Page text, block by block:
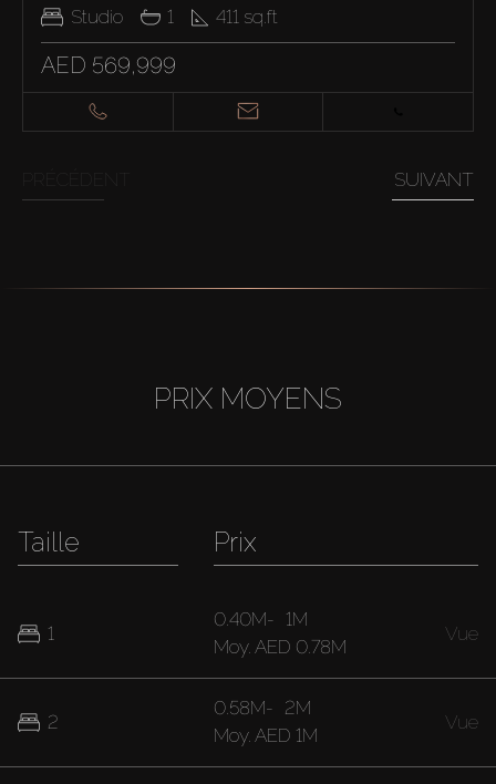
Studio
1 411 sq.ft
AED 569,999
SUIVANT
PRIX MOYENS
Taille
1
2
Prix
0.40M- 1M
Moy. AED 0.78M
Vue
0.58M- 2M
Moy. AED 1M
Vue